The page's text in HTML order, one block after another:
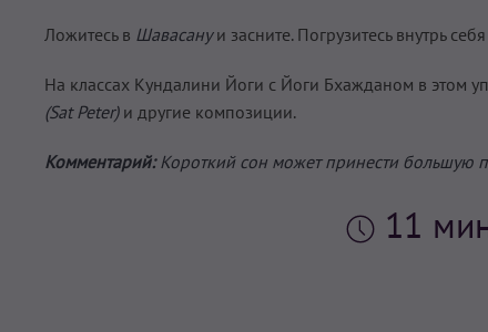
Ложитесь в Шавасануи засните. Погрузитесь внутрь
На классах Кундалини Йоги с Йоги Бхажданом в этом
(Sat Peter)и другие композиции.
Комментарий:Короткий сон может принести большую
11